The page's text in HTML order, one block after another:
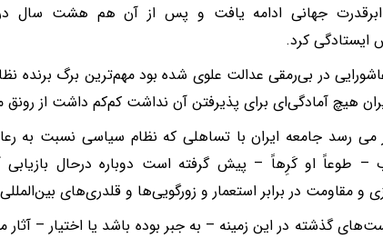
ابرقدرت جهانی ادامه یافت و پس از آن هم هشت سال در
ایستادگی کرد.
در بی‌رمقی عدالت علوی شده بود مهم‌ترین برگ برنده
هیچ آمادگی‌ای برای پذیرفتن آن نداشت کم‌کم داشت از رونق
می رسد جامعه ایران با تساهلی که نظام سیاسی نسبت به
طوعاً او کَرِهاً – پیش گرفته است دوباره درحال بازیابی
و مقاومت در برابر استعمار و زورگویی‌ها و قلدری‌های
گذشته در این زمینه – به جبر بوده باشد یا اختیار – آثار